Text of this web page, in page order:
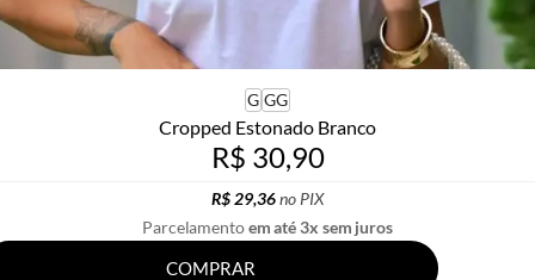
G GG
Cropped Estonado Branco
R$ 30,90
R$ 29,36no PIX
Parcelamentoem até 3x sem juros
COMPRAR